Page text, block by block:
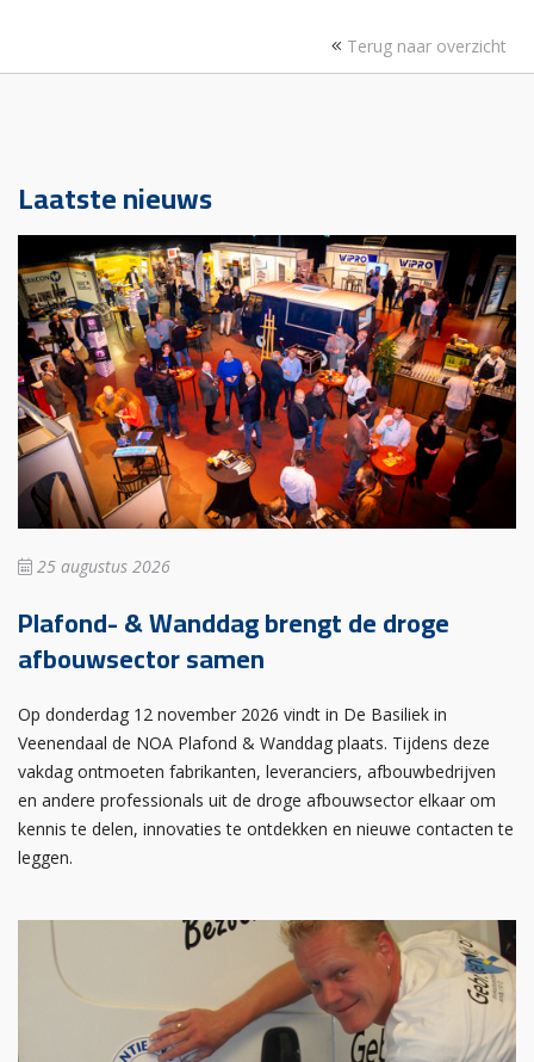
Terug naar overzicht
Laatste nieuws
25 augustus 2026
Plafond- & Wanddag brengt de droge
afbouwsector samen
Op donderdag 12 november 2026 vindt in De Basiliek in
Veenendaal de NOA Plafond & Wanddag plaats. Tijdens deze
vakdag ontmoeten fabrikanten, leveranciers, afbouwbedrijven
en andere professionals uit de droge afbouwsector elkaar om
kennis te delen, innovaties te ontdekken en nieuwe contacten te
leggen.